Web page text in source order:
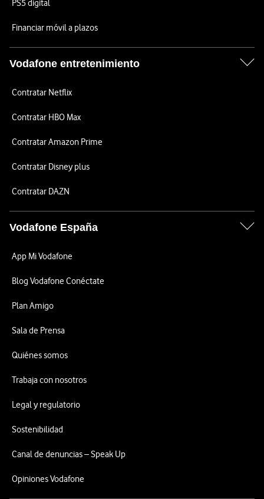
PS5 digital
Financiar móvil a plazos
Vodafone entretenimiento
Contratar Netflix
Contratar HBO Max
Contratar Amazon Prime
Contratar Disney plus
Contratar DAZN
Vodafone España
App Mi Vodafone
Blog Vodafone Conéctate
Plan Amigo
Sala de Prensa
Quiénes somos
Trabaja con nosotros
Legal y regulatorio
Sostenibilidad
Canal de denuncias – Speak Up
Opiniones Vodafone